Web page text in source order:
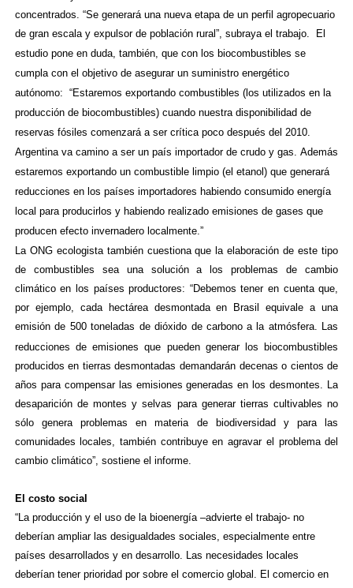
concentrados. “Se generará una nueva etapa de un perfil agropecuario
de gran escala y expulsor de población rural”, subraya el trabajo.
El
estudio pone en duda, también, que con los biocombustibles se
cumpla con el objetivo de asegurar un suministro energético
autónomo: “Estaremos exportando combustibles (los utilizados en la
producción de biocombustibles) cuando nuestra disponibilidad de
reservas fósiles comenzará a ser crítica poco después del 2010.
Argentina va camino a ser un país importador de crudo y gas. Además
estaremos exportando un combustible limpio (el etanol) que generará
reducciones en los países importadores habiendo consumido energía
local para producirlos y habiendo realizado emisiones de gases que
producen efecto invernadero localmente.”
La ONG ecologista también cuestiona que la elaboración de este tipo
de combustibles sea una solución a los problemas de cambio
climático en los países productores: “Debemos tener en cuenta que,
por ejemplo, cada hectárea desmontada en Brasil equivale a una
emisión de 500 toneladas de dióxido de carbono a la atmósfera. Las
reducciones de emisiones que pueden generar los biocombustibles
producidos en tierras desmontadas demandarán decenas o cientos de
años para compensar las emisiones generadas en los desmontes. La
desaparición de montes y selvas para generar tierras cultivables no
sólo genera problemas en materia de biodiversidad y para las
comunidades locales, también contribuye en agravar el problema del
cambio climático”, sostiene el informe.
El costo social
“La producción y el uso de la bioenergía –advierte el trabajo- no
deberían ampliar las desigualdades sociales, especialmente entre
países desarrollados y en desarrollo. Las necesidades locales
deberían tener prioridad por sobre el comercio global. El comercio en